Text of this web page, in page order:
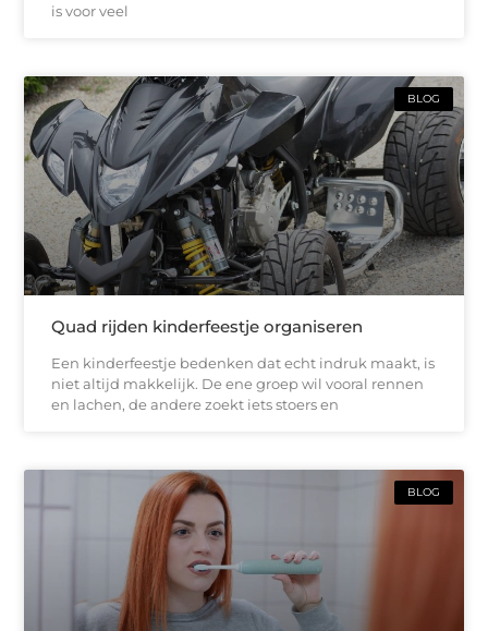
is voor veel
BLOG
Quad rijden kinderfeestje organiseren
Een kinderfeestje bedenken dat echt indruk maakt, is
niet altijd makkelijk. De ene groep wil vooral rennen
en lachen, de andere zoekt iets stoers en
BLOG